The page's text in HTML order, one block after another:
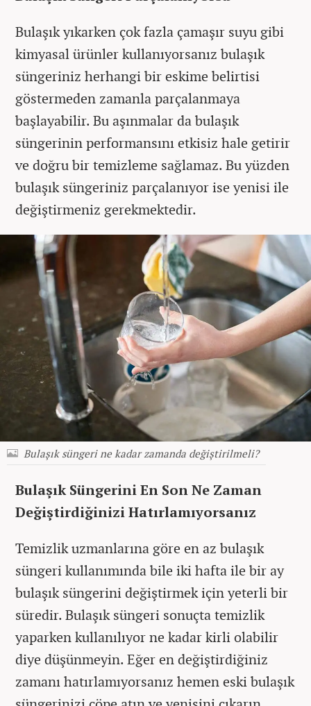
Bulaşık yıkarken çok fazla çamaşır suyu gibi
kimyasal ürünler kullanıyorsanız bulaşık
süngeriniz herhangi bir eskime belirtisi
göstermeden zamanla parçalanmaya
başlayabilir. Bu aşınmalar da bulaşık
süngerinin performansını etkisiz hale getirir
ve doğru bir temizleme sağlamaz. Bu yüzden
bulaşık süngeriniz parçalanıyor ise yenisi ile
değiştirmeniz gerekmektedir.
Bulaşık süngeri ne kadar zamanda değiştirilmeli?
Bulaşık Süngerini En Son Ne Zaman
Değiştirdiğinizi Hatırlamıyorsanız
Temizlik uzmanlarına göre en az bulaşık
süngeri kullanımında bile iki hafta ile bir ay
bulaşık süngerini değiştirmek için yeterli bir
süredir. Bulaşık süngeri sonuçta temizlik
yaparken kullanılıyor ne kadar kirli olabilir
diye düşünmeyin. Eğer en değiştirdiğiniz
zamanı hatırlamıyorsanız hemen eski bulaşık